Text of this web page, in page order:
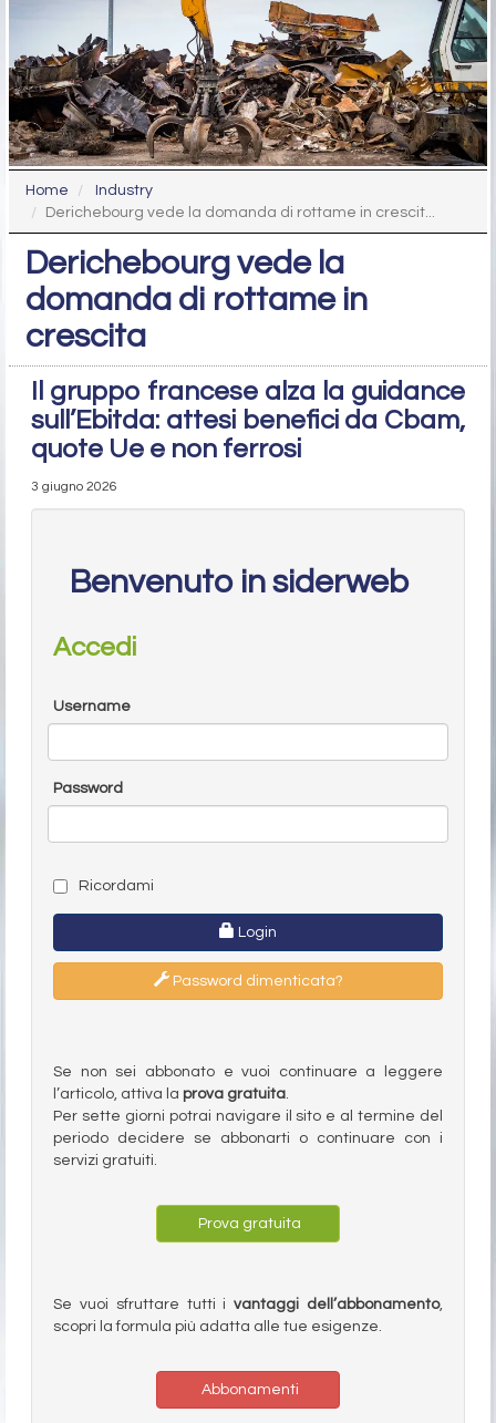
Home
Industry
Derichebourg vede la domanda di rottame in crescit...
Derichebourg vede la
domanda di rottame in
crescita
Il gruppo francese alza la guidance
sull’Ebitda: attesi benefici da Cbam,
quote Ue e non ferrosi
3 giugno 2026
Benvenuto in siderweb
Accedi
Username
Password
Ricordami
Login
Password dimenticata?
Se non sei abbonato e vuoi continuare a leggere
l’articolo, attiva la prova gratuita.
Per sette giorni potrai navigare il sito e al termine del
periodo decidere se abbonarti o continuare con i
servizi gratuiti.
Prova gratuita
Se vuoi sfruttare tutti ivantaggi dell’abbonamento,
scopri la formula più adatta alle tue esigenze.
Abbonamenti